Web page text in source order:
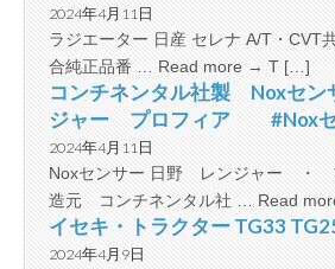
2024年4月11日
ラジエーター 日産 セレナ A/T・CVT
合純正品番 … Read more → T […]
コンチネンタル社製 Noxセ
ジャー プロフィア #Nox
2024年4月11日
Noxセンサー 日野 レンジャー
造元 コンチネンタル社 … Read
イセキ・トラクター TG33
2024年4月9日